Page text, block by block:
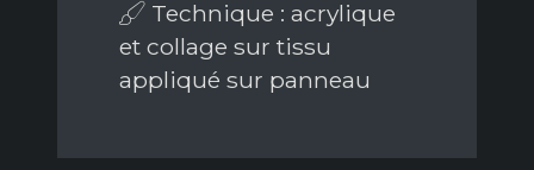
Technique : acrylique
et collage sur tissu
appliqué sur panneau